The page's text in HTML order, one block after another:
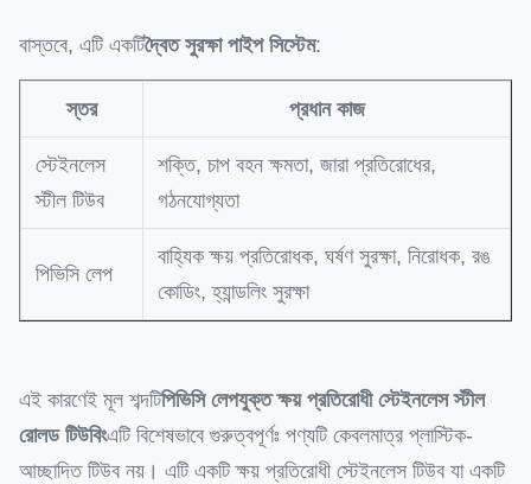
বাস্তবে, এটি একটিদ্বৈত সুরক্ষা পাইপ সিস্টেম:
স্তর প্রধান কাজ
স্টেইনলেস
স্টীল টিউব
শক্তি, চাপ বহন ক্ষমতা, জারা প্রতিরোধের,
গঠনযোগ্যতা
পিভিসি লেপ
বাহ্যিক ক্ষয় প্রতিরোধক, ঘর্ষণ সুরক্ষা, নিরোধক, রঙ
কোডিং, হ্যান্ডলিং সুরক্ষা
এই কারণেই মূল শব্দটিপিভিসি লেপযুক্ত ক্ষয় প্রতিরোধী স্টেইনলেস স্টীল
রোলড টিউবিংএটি বিশেষভাবে গুরুত্বপূর্ণঃ পণ্যটি কেবলমাত্র প্লাস্টিক-
আচ্ছাদিত টিউব নয়। এটি একটি ক্ষয় প্রতিরোধী স্টেইনলেস টিউব যা একটি